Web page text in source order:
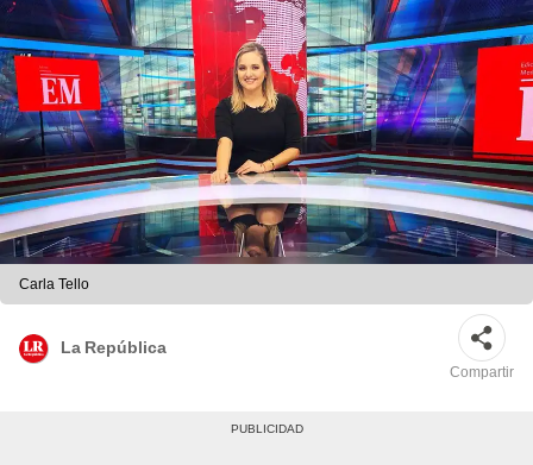
Carla Tello
La República
Compartir